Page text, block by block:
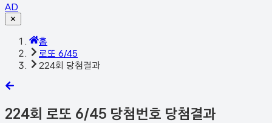
AD
✕
홈
로또 6/45
224회 당첨결과
224회 로또 6/45 당첨번호 당첨결과